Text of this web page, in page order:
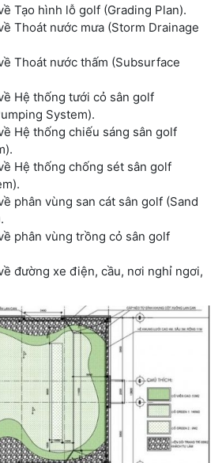
Tạo hình lỗ golf (Grading Plan).
Thoát nước mưa (Storm Drainage
Thoát nước thấm (Subsurface
Hệ thống tưới cỏ sân golf
System).
Hệ thống chiếu sáng sân golf
Hệ thống chống sét sân golf
phân vùng san cát sân golf (Sand
phân vùng trồng cỏ sân golf
đường xe điện, cầu, nơi nghỉ ngơi,